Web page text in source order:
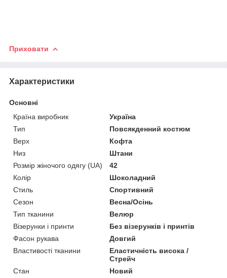
Приховати
Характеристики
Основні
Країна виробник
Україна
Тип
Повсякденний костюм
Верх
Кофта
Низ
Штани
Розмір жіночого одягу (UA)
42
Колір
Шоколадний
Стиль
Спортивний
Сезон
Весна/Осінь
Тип тканини
Велюр
Візерунки і принти
Без візерунків і принтів
Фасон рукава
Довгий
Властивості тканини
Еластичність висока /
Стрейч
Стан
Новий